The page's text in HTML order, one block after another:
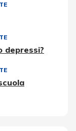
depressi?